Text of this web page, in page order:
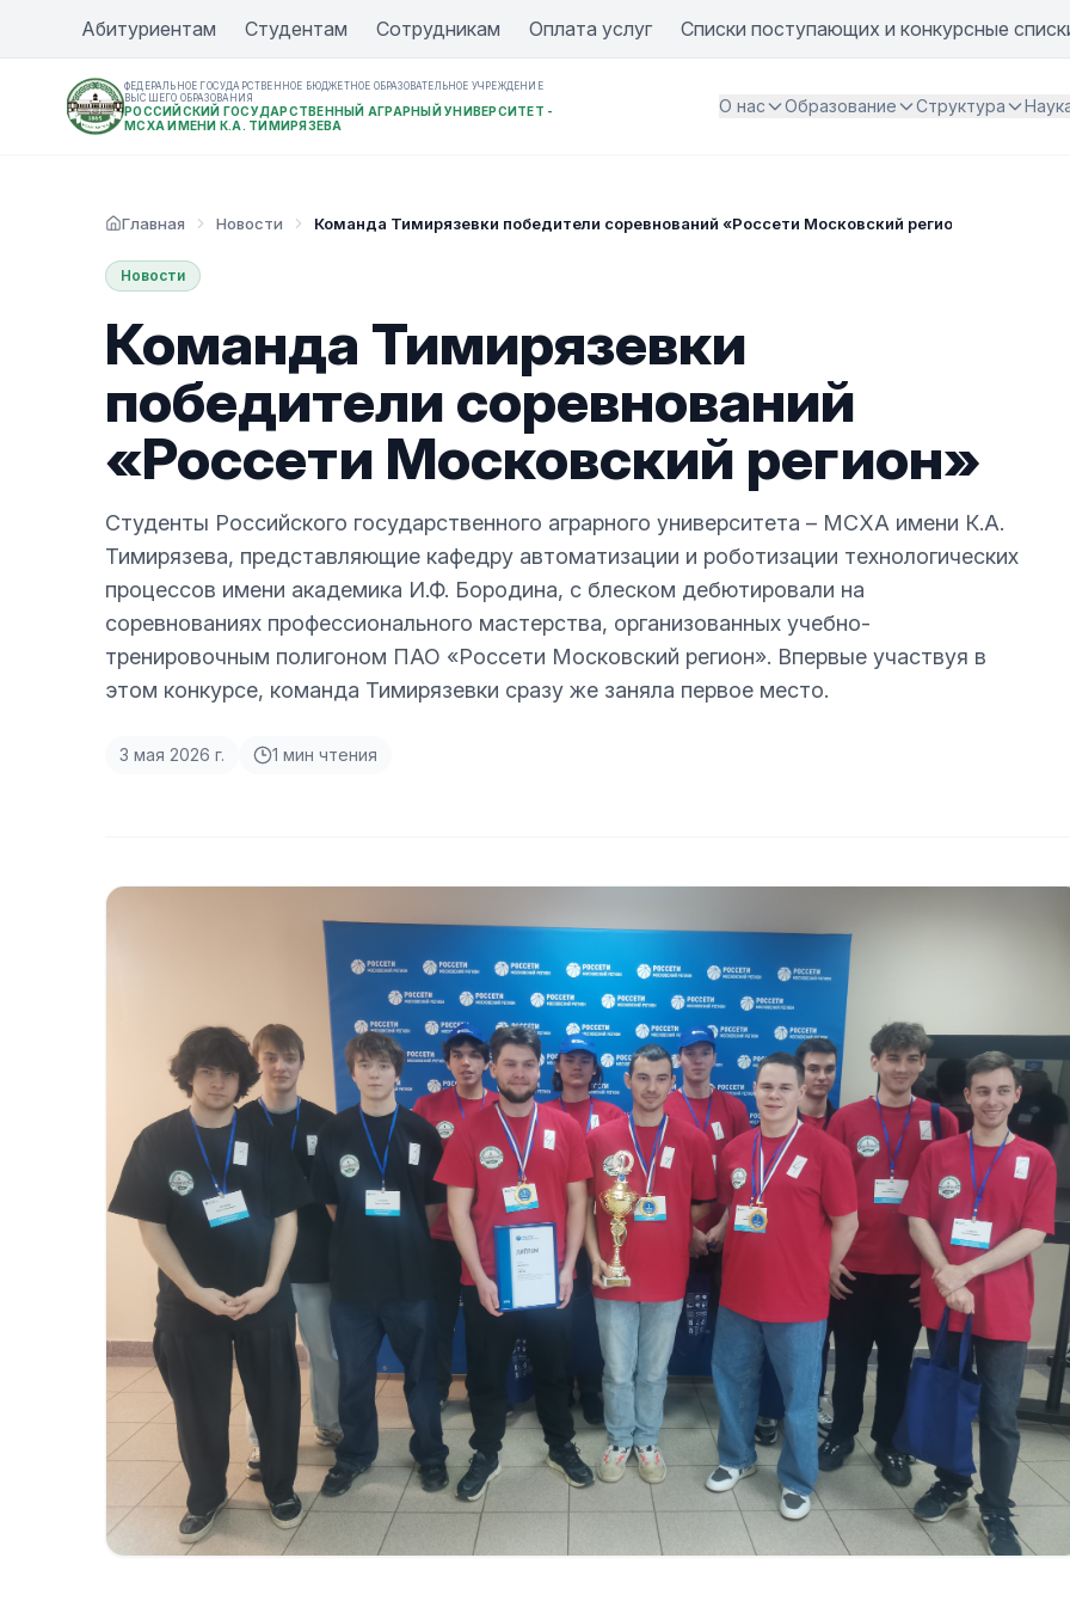
Абитуриентам Студентам Сотрудникам Оплата услуг Списки поступающих и конкурсные
ФЕДЕРАЛЬНОЕ ГОСУДАРСТВЕННОЕ БЮДЖЕТНОЕ ОБРАЗОВАТЕЛЬНОЕ УЧРЕЖДЕНИЕ
ВЫСШЕГО ОБРАЗОВАНИЯ
РОССИЙСКИЙ ГОСУДАРСТВЕННЫЙ АГРАРНЫЙ УНИВЕРСИТЕТ -
МСХА ИМЕНИ К.А. ТИМИРЯЗЕВА
О нас Образование Структура
Главная Новости Команда Тимирязевки победители соревнований «Россети Московский регион»
Новости
Команда Тимирязевки
победители соревнований
«Россети Московский регион»
Студенты Российского государственного аграрного университета – МСХА имени К.А.
Тимирязева, представляющие кафедру автоматизации и роботизации технологических
процессов имени академика И.Ф. Бородина, с блеском дебютировали на
соревнованиях профессионального мастерства, организованных учебно-
тренировочным полигоном ПАО «Россети Московский регион». Впервые участвуя в
этом конкурсе, команда Тимирязевки сразу же заняла первое место.
3 мая 2026 г. 1 мин чтения